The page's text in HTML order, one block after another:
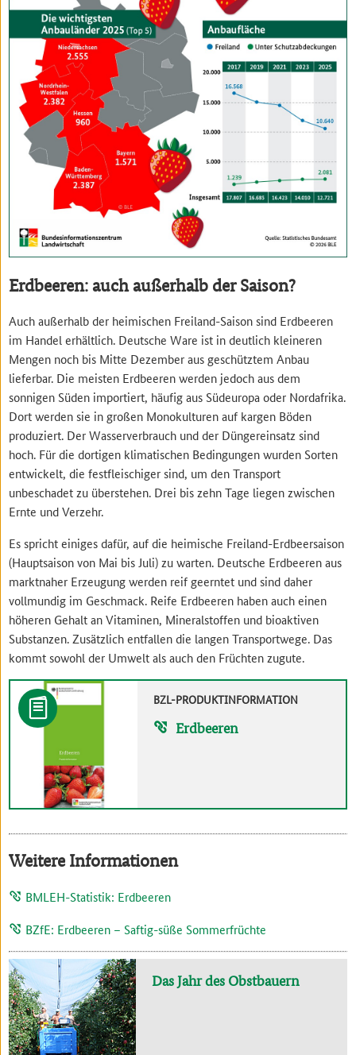
Erdbeeren: auch außerhalb der Saison?
Auch außerhalb der heimischen Freiland-Saison sind Erdbeeren
im Handel erhältlich. Deutsche Ware ist in deutlich kleineren
Mengen noch bis Mitte Dezember aus geschütztem Anbau
lieferbar. Die meisten Erdbeeren werden jedoch aus dem
sonnigen Süden importiert, häufig aus Südeuropa oder Nordafrika.
Dort werden sie in großen Monokulturen auf kargen Böden
produziert. Der Wasserverbrauch und der Düngereinsatz sind
hoch. Für die dortigen klimatischen Bedingungen wurden Sorten
entwickelt, die festfleischiger sind, um den Transport
unbeschadet zu überstehen. Drei bis zehn Tage liegen zwischen
Ernte und Verzehr.
Es spricht einiges dafür, auf die heimische Freiland-Erdbeersaison
(Hauptsaison von Mai bis Juli) zu warten. Deutsche Erdbeeren aus
marktnaher Erzeugung werden reif geerntet und sind daher
vollmundig im Geschmack. Reife Erdbeeren haben auch einen
höheren Gehalt an Vitaminen, Mineralstoffen und bioaktiven
Substanzen. Zusätzlich entfallen die langen Transportwege. Das
kommt sowohl der Umwelt als auch den Früchten zugute.
BZL-PRODUKTINFORMATION
Erdbeeren
Weitere Informationen
BMLEH-Statistik: Erdbeeren
BZfE: Erdbeeren – Saftig-süße Sommerfrüchte
Das Jahr des Obstbauern